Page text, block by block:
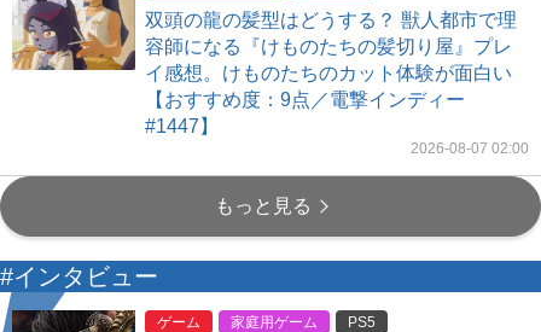
双頭の龍の髪型はどうする？ 獣人都市で理
容師になる『けものたちの髪切り屋』プレ
イ感想。けものたちのカット体験が面白い
【おすすめ度：9点／電撃インディー
#1447】
2026-08-07 02:00
もっと見る
#インタビュー
ゲーム 家庭用ゲーム
PS5